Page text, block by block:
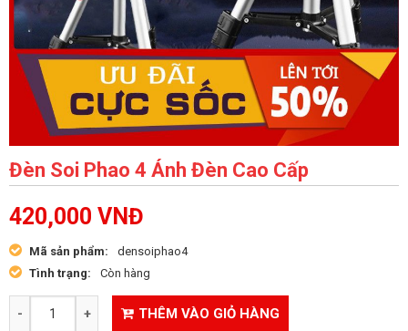
Đèn Soi Phao 4 Ánh Đèn Cao Cấp
420,000 VNĐ
Mã sản phẩm:
densoiphao4
Tình trạng:
Còn hàng
THÊM VÀO GIỎ HÀNG